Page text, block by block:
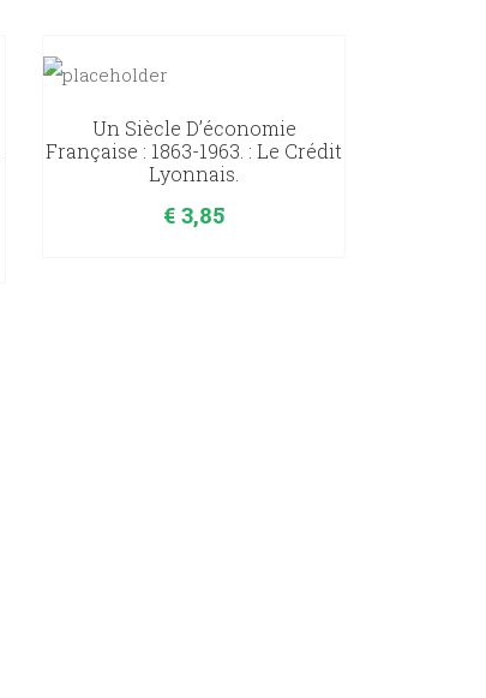
Un Siècle D’économie
Française : 1863-1963. : Le Crédit
Lyonnais.
€ 3,85